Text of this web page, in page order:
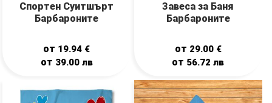
Спортен Суитшърт
Барбароните
от 19.94 €
от 39.00 лв
Завеса за Баня
Барбароните
от 29.00 €
от 56.72лв